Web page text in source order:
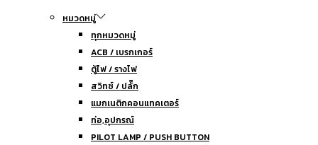
หมวดหมู่
ทุกหมวดหมู่
ACB / เบรกเกอร์
ตู้ไฟ / รางไฟ
สวิทซ์ / ปลั๊ก
แมกเนติกคอนแทคเตอร์
ท่อ,อุปกรณ์
PILOT LAMP / PUSH BUTTON